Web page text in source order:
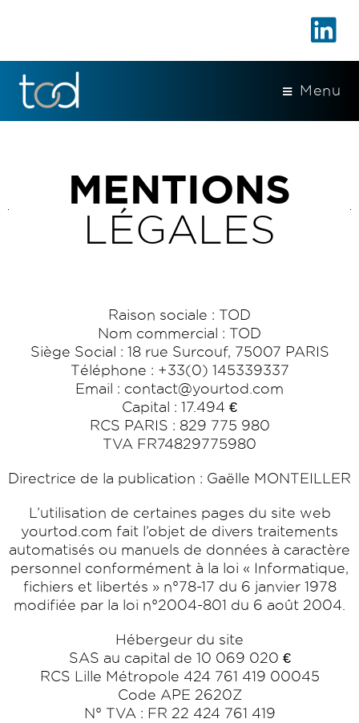
Menu
MENTIONS
LÉGALES
Raison sociale : TOD
Nom commercial : TOD
Siège Social : 18 rue Surcouf, 75007 PARIS
Téléphone : +33(0) 145339337
Email : contact@yourtod.com
Capital : 17.494 €
RCS PARIS : 829 775 980
TVA FR74829775980
Directrice de la publication : Gaëlle MONTEILLER
L’utilisation de certaines pages du site web
yourtod.com fait l’objet de divers traitements
automatisés ou manuels de données à caractère
personnel conformément à la loi « Informatique,
fichiers et libertés » n°78-17 du 6 janvier 1978
modifiée par la loi n°2004-801 du 6 août 2004.
Hébergeur du site
SAS au capital de 10 069 020 €
RCS Lille Métropole 424 761 419 00045
Code APE 2620Z
N° TVA : FR 22 424 761 419